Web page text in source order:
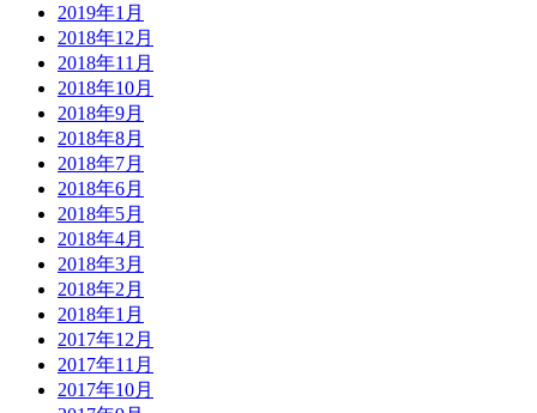
2019年1月
2018年12月
2018年11月
2018年10月
2018年9月
2018年8月
2018年7月
2018年6月
2018年5月
2018年4月
2018年3月
2018年2月
2018年1月
2017年12月
2017年11月
2017年10月